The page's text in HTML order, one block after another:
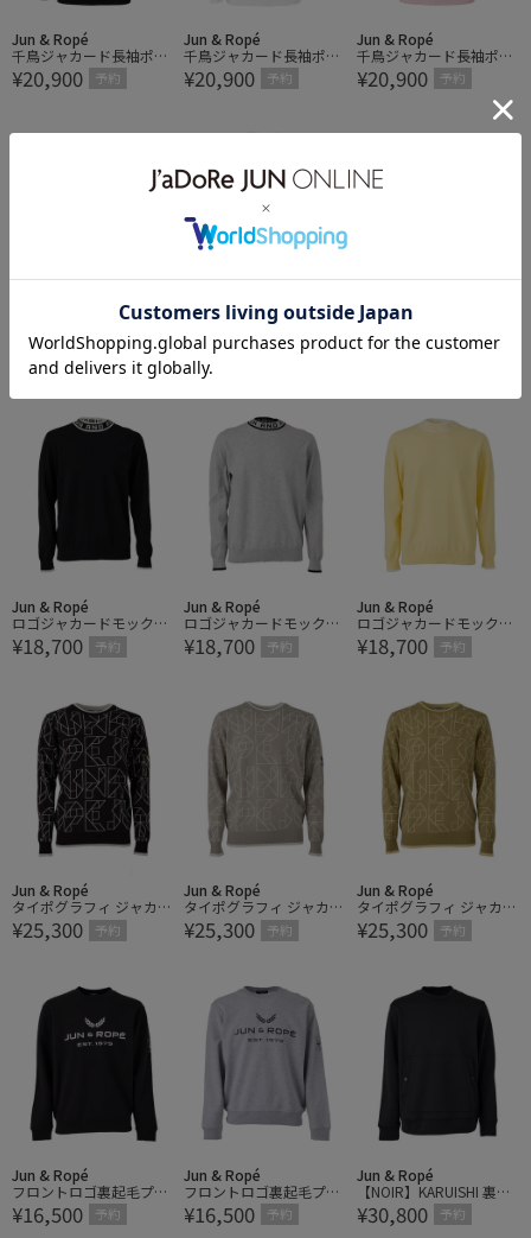
Jun & Ropé
千鳥ジャカード長袖ポロ
シャツ/吸水速乾・UVケ
¥20,900 予約
Jun & Ropé
千鳥ジャカード長袖ポロ
シャツ/吸水速乾・UVケ
¥20,900 予約
Jun & Ropé
千鳥ジャカード長袖ポロ
シャツ/吸水速乾・UVケ
¥20,900 予約
ケーブルニットベスト
¥20,900 予約
Jun & Ropé
ケーブルニットベスト
¥20,900
Jun & Ropé
ケーブルニットベスト
Jun & Ropé
ロゴジャカードモックセ
ーター
¥18,700 予約
Jun & Ropé
ロゴジャカードモックセ
ーター
¥18,700 予約
Jun & Ropé
ロゴジャカードモックセ
ーター
¥18,700 予約
Jun & Ropé
タイポグラフィ ジャカー
ドセーター
¥25,300 予約
Jun & Ropé
タイポグラフィ ジャカー
ドセーター
¥25,300 予約
Jun & Ropé
タイポグラフィ ジャカー
ドセーター
¥25,300 予約
Jun & Ropé
フロントロゴ裏起毛プル
オーバー
¥16,500 予約
Jun & Ropé
フロントロゴ裏起毛プル
オーバー
¥16,500 予約
Jun & Ropé
【NOIR】KARUISHI 裏起
毛 プルオーバー/セット
アップ対応
¥30,800 予約